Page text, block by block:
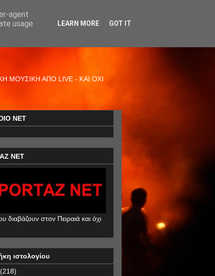
ΜΟΥΣΙΚΗ ΑΠΟ LIVE - ΚΑΙ ΟΧΙ
NET
NET
διαβάζουν στον Πειραιά και όχι
ιστολογίου
(218)
agent
usage
LEARN MORE GOT IT